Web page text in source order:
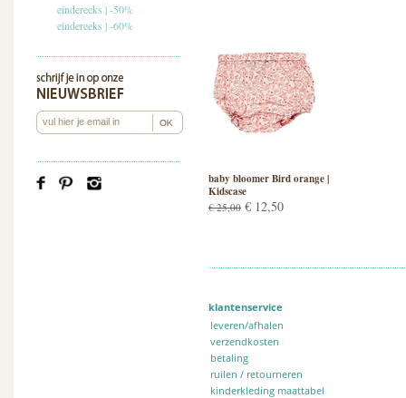
eindereeks | -50%
eindereeks | -60%
baby bloomer Bird orange |
Kidscase
€ 25,00 € 12,50
klantenservice
leveren/afhalen
verzendkosten
betaling
ruilen / retourneren
kinderkleding maattabel